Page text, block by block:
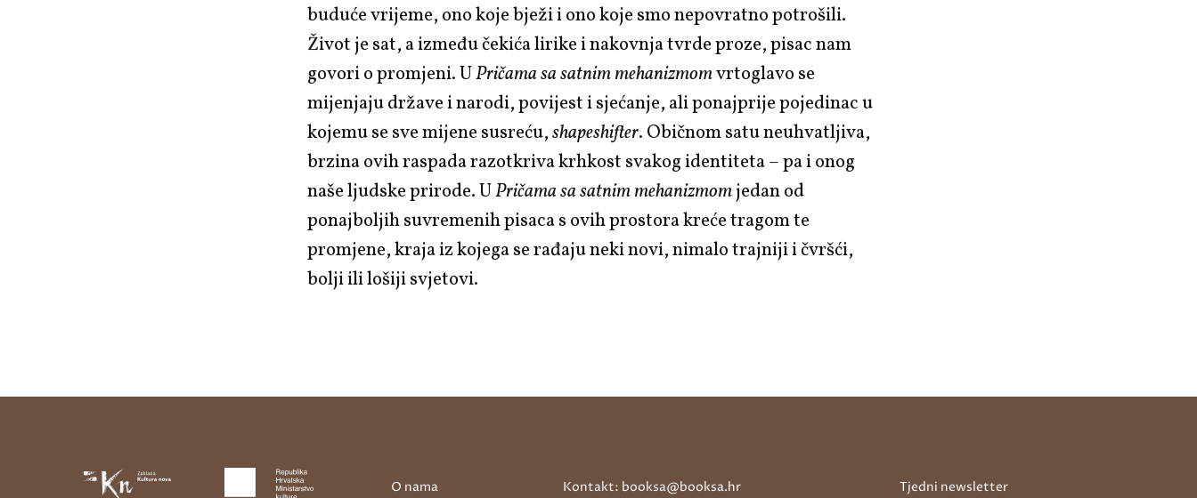
buduće vrijeme, ono koje bježi i ono koje smo nepovratno potrošili.
Život je sat, a između čekića lirike i nakovnja tvrde proze, pisac nam
govori o promjeni. UPričama sa satnim mehanizmomvrtoglavo se
mijenjaju države i narodi, povijest i sjećanje, ali ponajprije pojedinac u
kojemu se sve mijene susreću,shapeshifter. Običnom satu neuhvatljiva,
brzina ovih raspada razotkriva krhkost svakog identiteta – pa i onog
naše ljudske prirode. UPričama sa satnim mehanizmomjedan od
ponajboljih suvremenih pisaca s ovih prostora kreće tragom te
promjene, kraja iz kojega se rađaju neki novi, nimalo trajniji i čvršći,
bolji ili lošiji svjetovi.
O nama Kontakt: booksa@booksa.hr Tjedni newsletter